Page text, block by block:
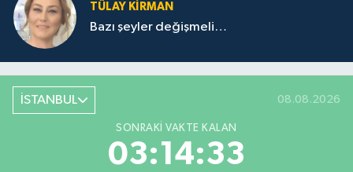
TÜLAY KİRMAN
Bazı şeyler değişmeli…
İSTANBUL 08.08.2026
SONRAKI VAKTE KALAN
03:14:33